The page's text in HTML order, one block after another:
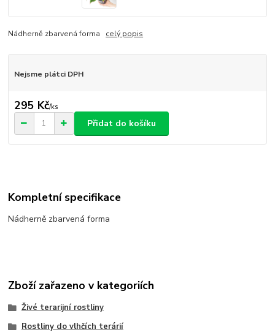
Nádherně zbarvená forma celý popis
Nejsme plátci DPH
295 Kč/ks
Přidat do košíku
Kompletní specifikace
Nádherně zbarvená forma
Zboží zařazeno v kategoriích
Živé terarijní rostliny
Rostliny do vlhčích terárií